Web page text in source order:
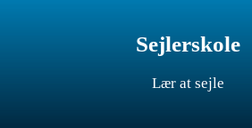
Sejlerskole
Lær at sejle